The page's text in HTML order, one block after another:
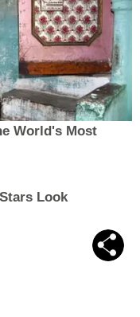
World's Most
Look